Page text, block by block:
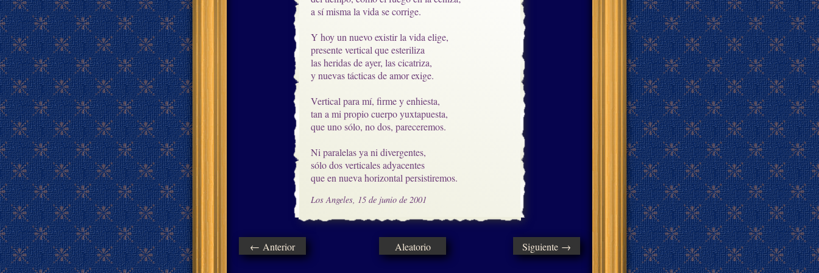
a sí misma la vida se corrige.
Y hoy un nuevo existir la vida elige,
presente vertical que esteriliza
las heridas de ayer, las cicatriza,
y nuevas tácticas de amor exige.
Vertical para mí, firme y enhiesta,
tan a mi propio cuerpo yuxtapuesta,
que uno sólo, no dos, pareceremos.
Ni paralelas ya ni divergentes,
sólo dos verticales adyacentes
que en nueva horizontal persistiremos.
Los Angeles, 15 de junio de 2001
← Anterior Aleatorio Siguiente →